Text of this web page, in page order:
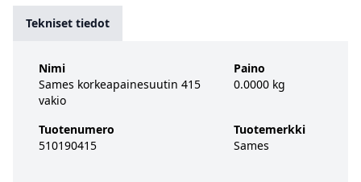
Tekniset tiedot
Nimi
Sames korkeapainesuutin 415
vakio
Tuotenumero
510190415
Paino
0.0000 kg
Tuotemerkki
Sames